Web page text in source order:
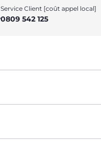
Service Client [coût appel local]
0809 542 125